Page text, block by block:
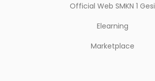
Official Web SMKN 1 Gesi
Elearning
Marketplace